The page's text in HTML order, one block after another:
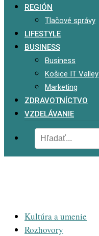
REGIÓN
Tlačové správy
LIFESTYLE
BUSINESS
Business
Košice IT Valley
Marketing
ZDRAVOTNÍCTVO
VZDELÁVANIE
Kultúra a umenie
Rozhovory